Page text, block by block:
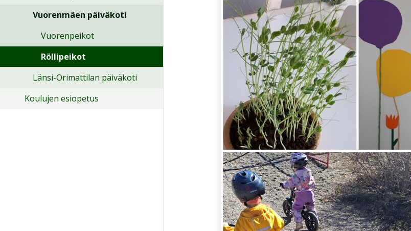
Vuorenmäen päiväkoti
Vuorenpeikot
Röllipeikot
Länsi-Orimattilan päiväkoti
Koulujen esiopetus